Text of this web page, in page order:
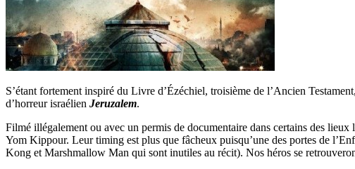
S’étant fortement inspiré du Livre d’Ézéchiel, troisième de l’Ancien
d’horreur israélien Jeruzalem.
Filmé illégalement ou avec un permis de documentaire dans certains des
Yom Kippour. Leur timing est plus que fâcheux puisqu’une des portes de
Kong et Marshmallow Man qui sont inutiles au récit). Nos héros se